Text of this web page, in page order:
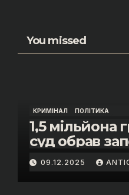
You missed
КРИМІНАЛ ПОЛІТИКА
1,5 мільйона
суд обрав
помічнику
Скороход у
«санкційний
09.12.2025